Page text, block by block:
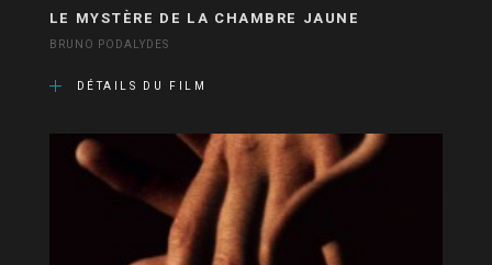
LE MYSTÈRE DE LA CHAMBRE JAUNE
BRUNO PODALYDES
DÉTAILS DU FILM